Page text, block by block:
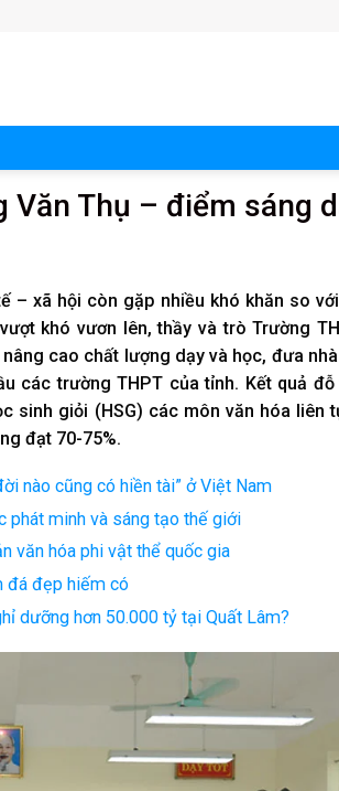
Văn Thụ – điểm sáng
– xã hội còn gặp nhiều khó khăn so
khó vươn lên, thầy và trò Trường
cao chất lượng dạy và học, đưa
các trường THPT của tỉnh. Kết quả
sinh giỏi (HSG) các môn văn hóa liên
đạt 70-75%.
nào cũng có hiền tài” ở Việt Nam
phát minh và sáng tạo thế giới
văn hóa phi vật thể quốc gia
đá đẹp hiếm có
dưỡng hơn 50.000 tỷ tại Quất Lâm?